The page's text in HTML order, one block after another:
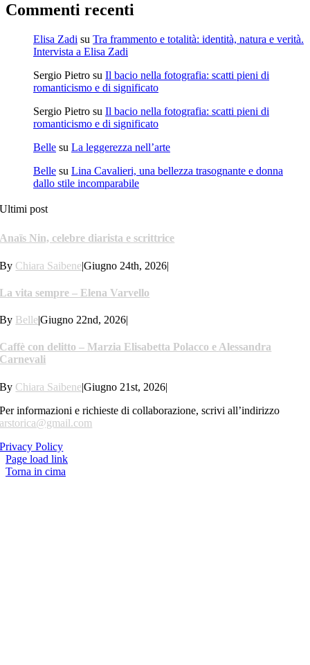
Commenti recenti
Elisa Zadi su Tra frammento e totalità: identità, natura e verità.
Intervista a Elisa Zadi
Sergio Pietro su Il bacio nella fotografia: scatti pieni di
romanticismo e di significato
Sergio Pietro su Il bacio nella fotografia: scatti pieni di
romanticismo e di significato
Belle su La leggerezza nell’arte
Belle su Lina Cavalieri, una bellezza trasognante e donna
dallo stile incomparabile
Ultimi post
Anaïs Nin, celebre diarista e scrittrice
By Chiara Saibene|Giugno 24th, 2026|
La vita sempre – Elena Varvello
By Belle|Giugno 22nd, 2026|
Caffè con delitto – Marzia Elisabetta Polacco e Alessandra
Carnevali
By Chiara Saibene|Giugno 21st, 2026|
Per informazioni e richieste di collaborazione, scrivi all’indirizzo
arstorica@gmail.com
Privacy Policy
Page load link
Torna in cima